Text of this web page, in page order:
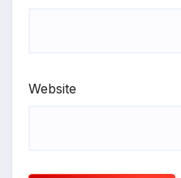
Website